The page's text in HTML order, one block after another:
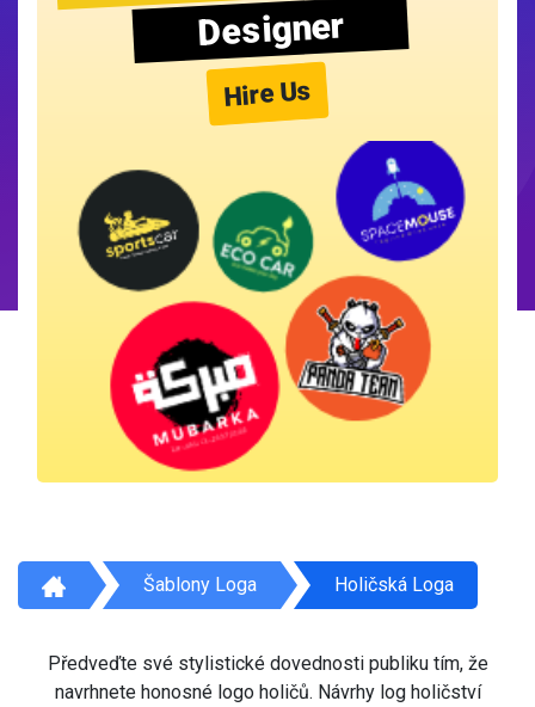
Designer
Hire Us
Šablony Loga Holičská Loga
Předveďte své stylistické dovednosti publiku tím, že
navrhnete honosné logo holičů. Návrhy log holičství